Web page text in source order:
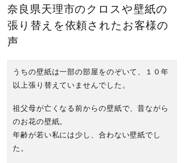
奈良県天理市のクロスや壁紙の
張り替えを依頼されたお客様の
声
うちの壁紙は一部の部屋をのぞいて、１０年
以上張り替えていませんでした。
祖父母が亡くなる前からの壁紙で、昔ながら
のお花の壁紙。
年齢が若い私には少し、合わない壁紙でし
た。